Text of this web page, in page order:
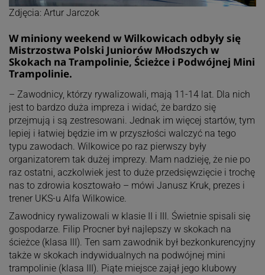
Zdjęcia: Artur Jarczok
W miniony weekend w Wilkowicach odbyły się
Mistrzostwa Polski Juniorów Młodszych w
Skokach na Trampolinie, Ścieżce i Podwójnej Mini
Trampolinie.
– Zawodnicy, którzy rywalizowali, mają 11-14 lat. Dla nich
jest to bardzo duża impreza i widać, że bardzo się
przejmują i są zestresowani. Jednak im więcej startów, tym
lepiej i łatwiej będzie im w przyszłości walczyć na tego
typu zawodach. Wilkowice po raz pierwszy były
organizatorem tak dużej imprezy. Mam nadzieję, że nie po
raz ostatni, aczkolwiek jest to duże przedsięwzięcie i trochę
nas to zdrowia kosztowało – mówi Janusz Kruk, prezes i
trener UKS-u Alfa Wilkowice.
Zawodnicy rywalizowali w klasie II i III. Świetnie spisali się
gospodarze. Filip Procner był najlepszy w skokach na
ścieżce (klasa III). Ten sam zawodnik był bezkonkurencyjny
także w skokach indywidualnych na podwójnej mini
trampolinie (klasa III). Piąte miejsce zajął jego klubowy